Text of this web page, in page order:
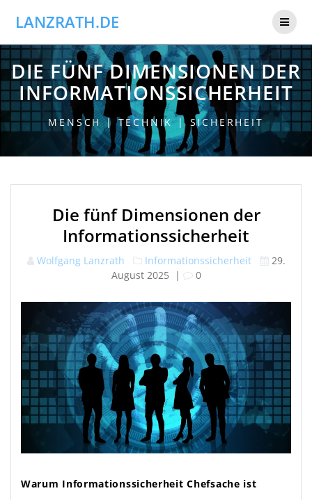
LANZRATH.DE
DIE FÜNF DIMENSIONEN DER
INFORMATIONSSICHERHEIT
MENSCH | TECHNIK | SICHERHEIT
Die fünf Dimensionen der
Informationssicherheit
Wolfgang Lanzrath Informationssicherheit
29.
August 2025 | 0
Warum Informationssicherheit Chefsache ist